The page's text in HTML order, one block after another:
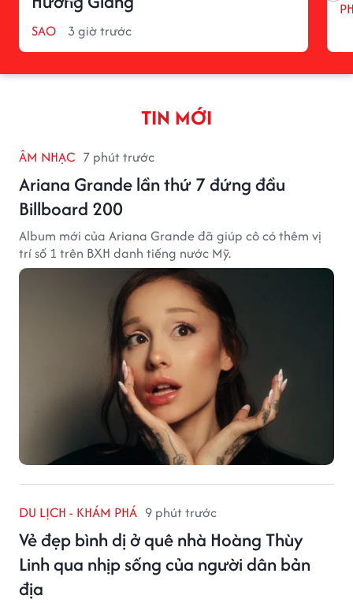
SAO 3 giờ trước
TIN MỚI
ÂM NHẠC 7 phút trước
Ariana Grande lần thứ 7 đứng đầu
Billboard 200
Album mới của Ariana Grande đã giúp cô có thêm vị
trí số 1 trên BXH danh tiếng nước Mỹ.
DU LỊCH - KHÁM PHÁ 9 phút trước
Vẻ đẹp bình dị ở quê nhà Hoàng Thùy
Linh qua nhịp sống của người dân bản
địa